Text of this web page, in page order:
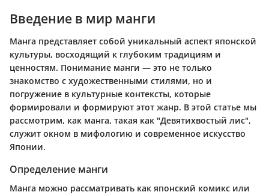
Введение в мир манги
Манга представляет собой уникальный аспект японской
культуры, восходящий к глубоким традициям и
ценностям. Понимание манги — это не только
знакомство с художественными стилями, но и
погружение в культурные контексты, которые
формировали и формируют этот жанр. В этой статье мы
рассмотрим, как манга, такая как "Девятихвостый лис",
служит окном в мифологию и современное искусство
Японии.
Определение манги
Манга можно рассматривать как японский комикс или